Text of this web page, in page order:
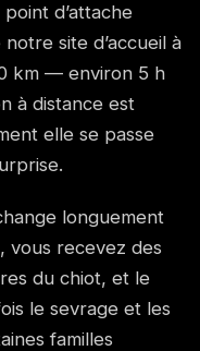
d’attache
site d’accueil à
km — environ 5 h
à distance est
elle se passe
longuement
vous recevez des
du chiot, et le
le sevrage et les
familles